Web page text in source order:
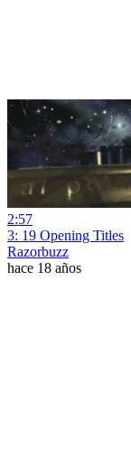
2:57
3: 19 Opening Titles
Razorbuzz
hace 18 años